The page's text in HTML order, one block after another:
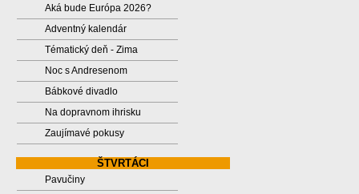
Aká bude Európa 2026?
Adventný kalendár
Tématický deň - Zima
Noc s Andresenom
Bábkové divadlo
Na dopravnom ihrisku
Zaujímavé pokusy
ŠTVRTÁCI
Pavučiny